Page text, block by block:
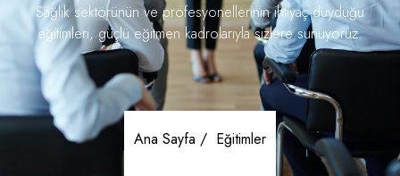
Sağlık sektörünün ve profesyonellerinin ihtiyaç duyduğu
eğitimleri, güçlü eğitmen kadrolarıyla sizlere sunuyoruz.
Ana Sayfa / Eğitimler